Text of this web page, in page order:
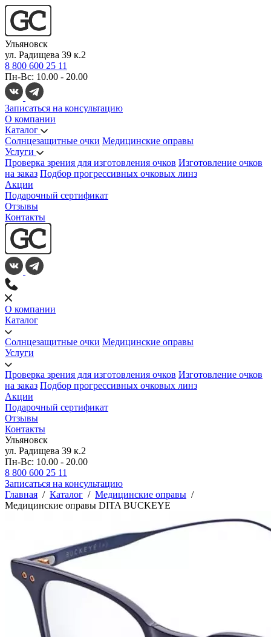
Ульяновск
ул. Радищева 39 к.2
8 800 600 25 11
Пн-Вс: 10.00 - 20.00
Записаться на консультацию
О компании
Каталог
Солнцезащитные очки Медицинские оправы
Услуги
Проверка зрения для изготовления очков Изготовление очков
на заказ Подбор прогрессивных очковых линз
Акции
Подарочный сертификат
Отзывы
Контакты
О компании
Каталог
Солнцезащитные очки Медицинские оправы
Услуги
Проверка зрения для изготовления очков Изготовление очков
на заказ Подбор прогрессивных очковых линз
Акции
Подарочный сертификат
Отзывы
Контакты
Ульяновск
ул. Радищева 39 к.2
Пн-Вс: 10.00 - 20.00
8 800 600 25 11
Записаться на консультацию
Главная / Каталог / Медицинские оправы /
Медицинские оправы DITA BUCKEYE